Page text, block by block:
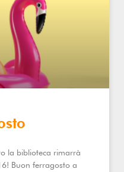
la biblioteca rimarrà
Buon ferragosto a